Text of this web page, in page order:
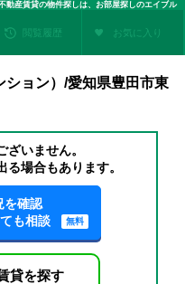
産賃貸の物件探しは、お部屋探しのエイブル
閲覧履歴 お気に入り
ョン）/愛知県豊田市東
いません。
場合もあります。
を確認
も相談
無料
貸を探す